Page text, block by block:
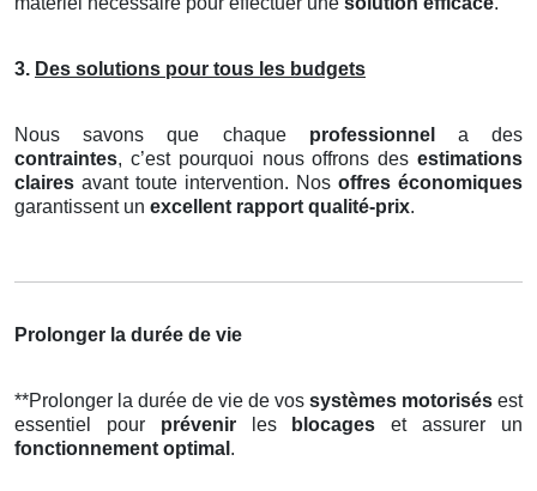
3. Des solutions pour tous les budgets
Nous savons que chaque professionnel
a des
contraintes, c’est pourquoi nous offrons des estimations
claires avant toute intervention. Nos offres économiques
garantissent un excellent rapport qualité-prix.
Prolonger la durée de vie
**Prolonger la durée de vie de vos systèmes motorisés est
essentiel pour prévenirles blocages et assurer un
fonctionnement optimal .